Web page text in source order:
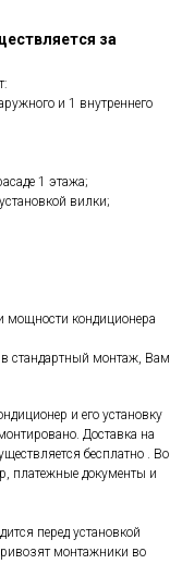
за
и 1 внутреннего
1 этажа;
вилки;
мощности кондиционера
в стандартный монтаж, Вам
и его установку
Доставка на
бесплатно . Во
платежные документы и
перед установкой
монтажники во